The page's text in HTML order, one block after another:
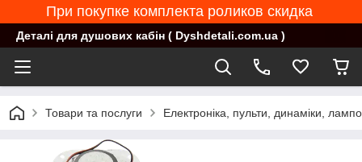
При покупке комплекта роликов скидка
Деталі для душових кабін ( Dyshdetali.com.ua )
Товари та послуги Електроніка, пульти, динаміки,